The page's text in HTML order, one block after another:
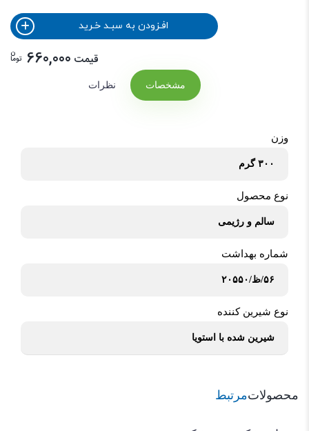
افـزودن به سبـد خـرید
قیمت 660,000 توما
ن
مشخصات نظرات
وزن
۳۰۰ گرم
نوع محصول
سالم و رژیمی
شماره بهداشت
۵۶/ظ/۲۰۵۵۰
نوع شیرین کننده
شیرین شده با استویا
محصولاتمرتبط